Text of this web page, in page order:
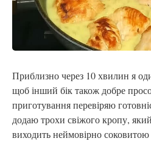
Приблизно через 10 хвилин я
щоб інший бік також добре
приготування перевіряю
додаю трохи свіжого кропу,
виходить неймовірно